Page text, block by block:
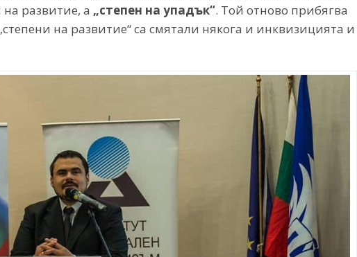
на развитие, а „степен на упадък“. Той отново прибягва
на развитие“ са смятали някога и инквизицията и